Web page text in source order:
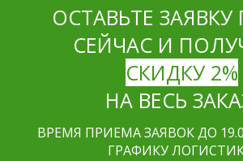
ОСТАВЬТЕ
СЕЙЧАС И
СКИДКУ 2%
НА ВЕСЬ
ВРЕМЯ ПРИЕМА ЗАЯВОК ДО
ГРАФИКУ